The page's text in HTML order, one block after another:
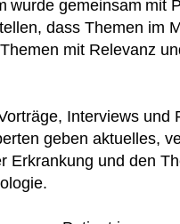
wurde gemeinsam mit
dass Themen im
mit Relevanz
Interviews und
geben aktuelles,
Erkrankung und den